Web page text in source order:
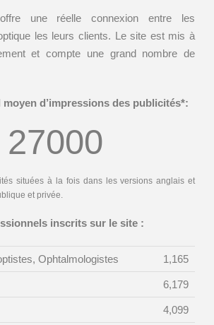
offre une réelle connexion entre les
les leurs clients. Le site est mis à
et compte une grand nombre de
moyen d’impressions des publicités*:
27000
situées à la fois dans les versions anglais et
et privée.
inscrits sur le site :
Ophtalmologistes 1,165
6,179
4,099